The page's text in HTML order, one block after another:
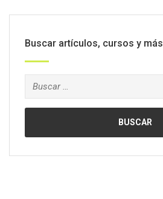
Buscar artículos, cursos y más
Buscar: